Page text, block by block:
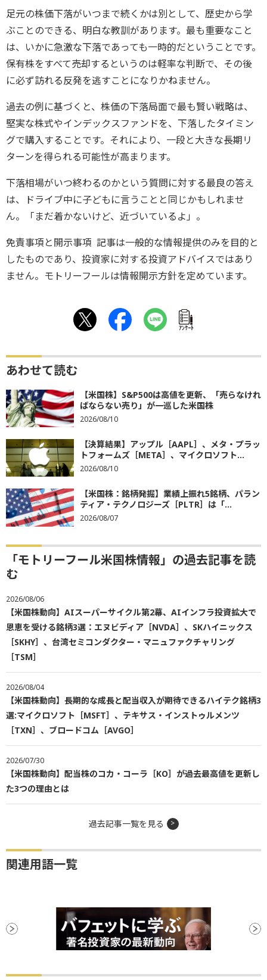
足元の株価下落がいつまで続くかは別として、歴史から学
ぶことのできる、明白な教訓があります。最も重要なこと
は、いかに急激な下落であっても一時的だということです。
保有株をすべて売却するというのは軽率な判断で、その後
に必ず訪れる反発を逃すことになりかねません。
過去の例に基づくと、株価の下落局面で最も賢い戦略は、
堅実な株式やインデックスファンドを、下落したタイミン
グで購入することです。それにより、一段と大きな長期リ
ターンを得られる可能性が高まります。
下落相場がいつ終わるのかという質問に対する最良の答え
は、ドライブ中に子どもに言うことと同じかもしれませ
ん。「まだ着かないけど、近づいているよ」。
免責事項と開示事項 記事は一般的な情報提供のみを目的と
したものであり、投資家に対する投資アドバイスではあり
ません。モトリーフールは情報開示方針を定めています。
ｱﾝｹｰﾄ
あわせて読む
【米国株】S&P500は高値を更新、「売らなけれ
ばならない売り」が一巡した米国株
2026/08/10
【決算結果】アップル［AAPL］、メタ・プラッ
トフォームズ［META］、マイクロソフト...
2026/08/10
【米国株：銘柄発掘】業績上振れ5銘柄、パラン
ティア・テクノロジーズ［PLTR］は「...
2026/08/07
「モトリーフール米国株情報」の過去記事を読
む
2026/08/06
【米国株動向】AIスーパーサイクル第2幕、AIインフラ投資拡大で
恩恵を受ける銘柄3選：エヌビディア［NVDA］、SKハイニックス
［SKHY］、台湾セミコンダクター・マニュファクチャリング
［TSM］
2026/08/04
【米国株動向】長期的な成長と配当収入が期待できるハイテク銘柄3
選:マイクロソフト［MSFT］、テキサス・インストゥルメンツ
［TXN］、ブロードコム［AVGO］
2026/07/30
【米国株動向】配当株のコカ・コーラ［KO］が過去最高値を更新し
た3つの理由とは
過去記事一覧を見る
関連用語一覧